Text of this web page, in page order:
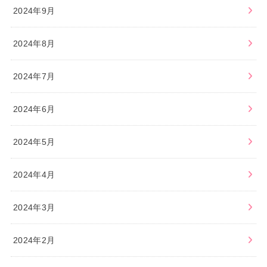
2024年9月
2024年8月
2024年7月
2024年6月
2024年5月
2024年4月
2024年3月
2024年2月